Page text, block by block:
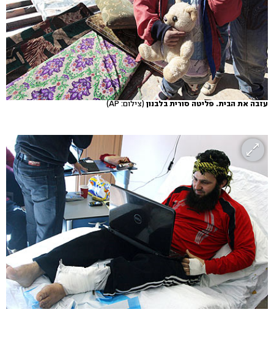
עזבה את הבית. פליטה סורית בלבנון (צילום: AP)